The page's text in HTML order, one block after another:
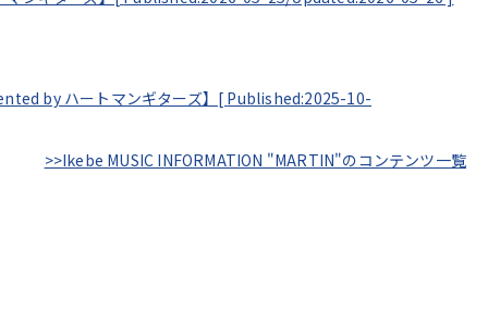
by ハートマンギターズ】[ Published:2025-10-
>>Ikebe MUSIC INFORMATION "MARTIN"のコンテンツ一覧